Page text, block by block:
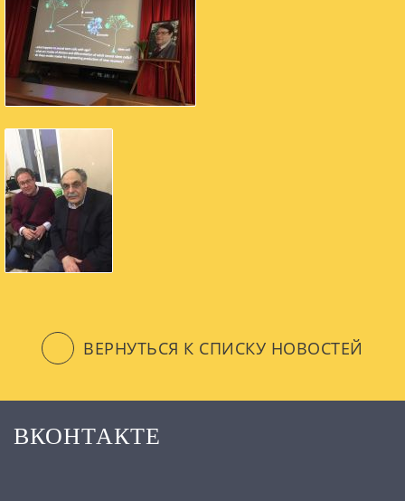
ВЕРНУТЬСЯ К СПИСКУ НОВОСТЕЙ
ВКОНТАКТЕ